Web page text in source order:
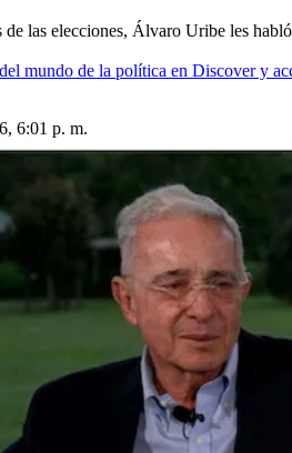
de las elecciones, Álvaro Uribe les
mundo de la política en Discover y
6:01 p. m.